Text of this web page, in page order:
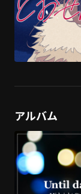
アルバム